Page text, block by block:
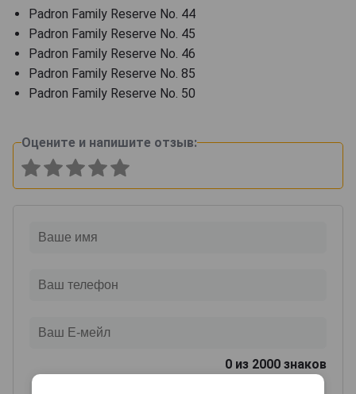
Padron Family Reserve No. 44
Padron Family Reserve No. 45
Padron Family Reserve No. 46
Padron Family Reserve No. 85
Padron Family Reserve No. 50
Оцените и напишите отзыв:
0 из 2000 знаков